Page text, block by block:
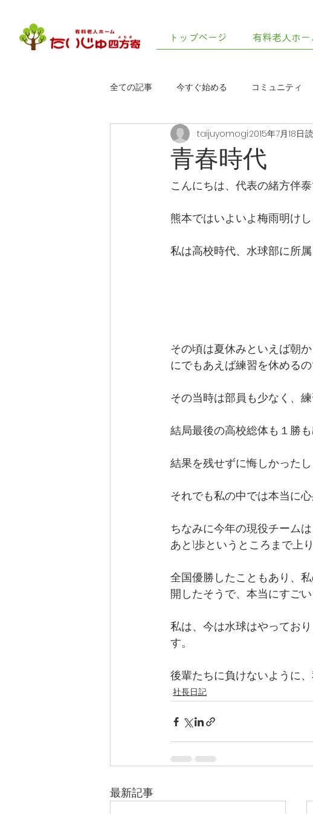
トップページ 有料老人ホー
全ての記事 今すぐ始める コミュニティ
青春時代
taijuyomogi2015年7月18日
こんにちは、代表の緒方伴泰
熊本ではいよいよ梅雨明けし
私は高校時代、水球部に所属
その頃は夏休みといえば朝
にでもあえば練習を休める
その当時は部員も少なく、
結局最後の高校総体も１勝
結果を残せずに悔しかった
それでも私の中では本当に
ちなみに今年の現役チーム
あと1歩というところまで上
全国優勝したこともあり、
開したそうで、本当にすごい
私は、今は水球はやってお
す。
後輩たちに負けないように
社長日記
最新記事